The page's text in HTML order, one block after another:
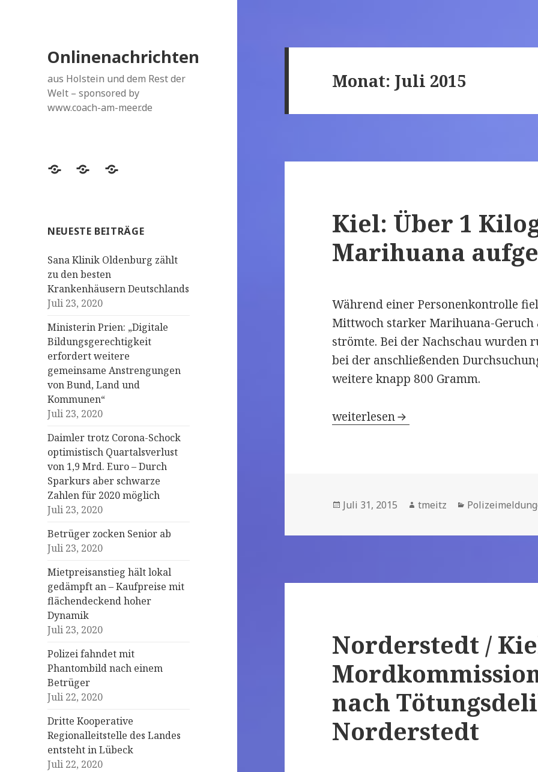
Onlinenachrichten
aus Holstein und dem Rest der
Welt – sponsored by
www.coach-am-meer.de
Datenschutzerklärung
TopthemenTopthemen
NEUESTE BEITRÄGE
Sana Klinik Oldenburg zählt
zu den besten
Krankenhäusern Deutschlands
Juli 23, 2020
Ministerin Prien: „Digitale
Bildungsgerechtigkeit
erfordert weitere
gemeinsame Anstrengungen
von Bund, Land und
Kommunen“
Juli 23, 2020
Daimler trotz Corona-Schock
optimistisch Quartalsverlust
von 1,9 Mrd. Euro – Durch
Sparkurs aber schwarze
Zahlen für 2020 möglich
Juli 23, 2020
Betrüger zocken Senior ab
Juli 23, 2020
Mietpreisanstieg hält lokal
gedämpft an – Kaufpreise mit
flächendeckend hoher
Dynamik
Juli 23, 2020
Polizei fahndet mit
Phantombild nach einem
Betrüger
Juli 22, 2020
Dritte Kooperative
Regionalleitstelle des Landes
entsteht in Lübeck
Juli 22, 2020
Monat: Juli 2015
Kiel: Über 1
Marihuana
Während einer Personenkontrolle
Mittwoch starker Marihuana-Geruch
strömte. Bei der Nachschau wurden
bei der anschließenden
weitere knapp 800 Gramm.
Kiel: Über 1 Kilogramm Marihuana
weiterlesen
Veröffentlicht
Juli 31, 2015 Autor
tmeitz Kategorien
Norderstedt /
nach
Norderstedt